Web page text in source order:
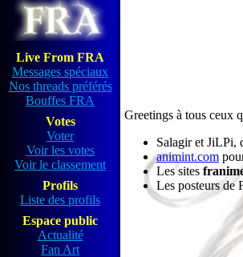
Live From FRA
Messages spéciaux
Nos threads préférés
Bouffes FRA
Votes
Voter
Voir les votes
Voir le classement
Profils
Liste des profils
Espace public
Actualité
Fan Art
Greetings à tous ceux
Salagir et JiLPi,
animint.com
Les sites
Les posteurs de